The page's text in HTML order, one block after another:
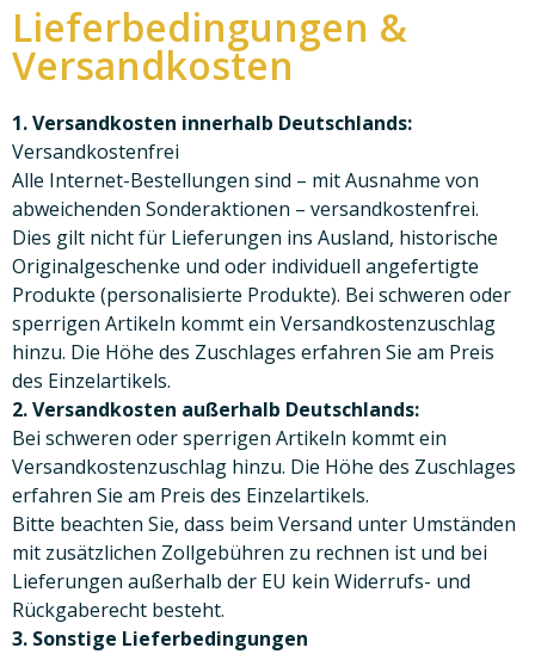
Lieferbedingungen &
Versandkosten
1. Versandkosten innerhalb Deutschlands:
Versandkostenfrei
Alle Internet-Bestellungen sind – mit Ausnahme von
abweichenden Sonderaktionen – versandkostenfrei.
Dies gilt nicht für Lieferungen ins Ausland, historische
Originalgeschenke und oder individuell angefertigte
Produkte (personalisierte Produkte). Bei schweren oder
sperrigen Artikeln kommt ein Versandkostenzuschlag
hinzu. Die Höhe des Zuschlages erfahren Sie am Preis
des Einzelartikels.
2. Versandkosten außerhalb Deutschlands:
Bei schweren oder sperrigen Artikeln kommt ein
Versandkostenzuschlag hinzu. Die Höhe des Zuschlages
erfahren Sie am Preis des Einzelartikels.
Bitte beachten Sie, dass beim Versand unter Umständen
mit zusätzlichen Zollgebühren zu rechnen ist und bei
Lieferungen außerhalb der EU kein Widerrufs- und
Rückgaberecht besteht.
3. Sonstige Lieferbedingungen